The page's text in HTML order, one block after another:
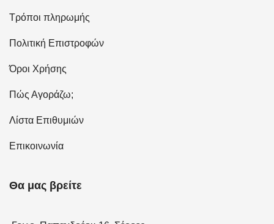
Τρόποι πληρωμής
Πολιτική Επιστροφών
Όροι Χρήσης
Πώς Αγοράζω;
Λίστα Επιθυμιών
Επικοινωνία
Θα μας βρείτε